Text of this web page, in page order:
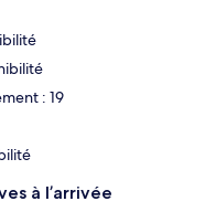
: 19
à l’arrivée